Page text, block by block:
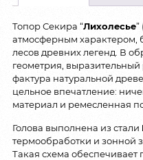
Топор Секира “Лихолесье
атмосферным характером,
лесов древних легенд. В
геометрия,
фактура натуральной
цельное впечатление:
материал и ремесленная
Голова выполнена из стали
термообработки и зонной
Такая схема обеспечивает